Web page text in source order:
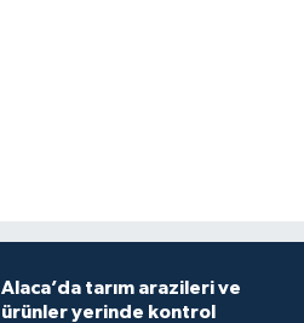
Alaca’da tarım arazileri ve
ürünler yerinde kontrol